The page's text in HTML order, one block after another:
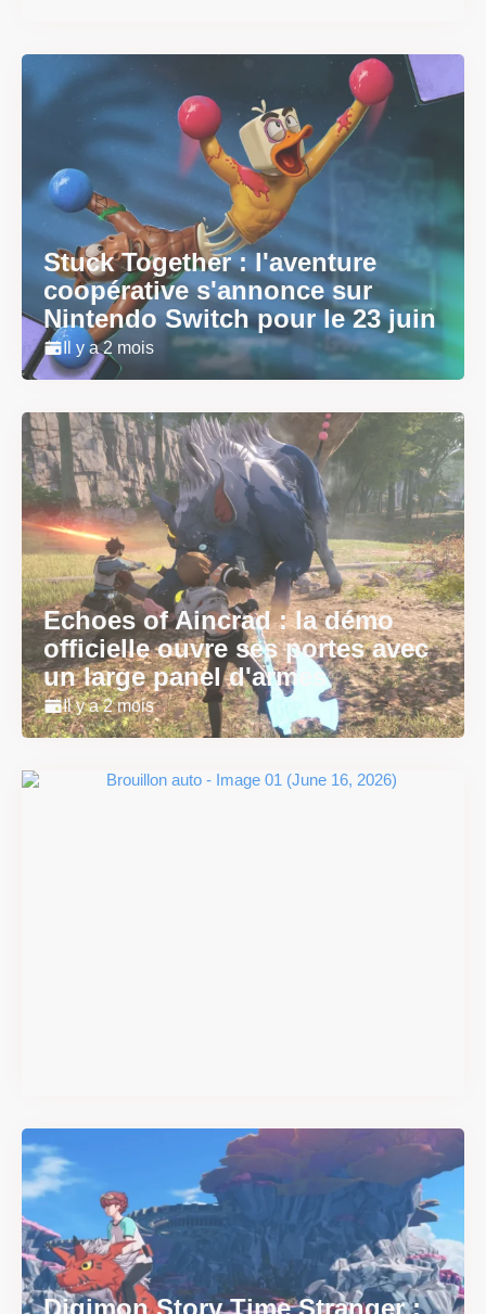
Stuck Together : l'aventure
coopérative s'annonce sur
Nintendo Switch pour le 23 juin
Il y a 2 mois
Echoes of Aincrad : la démo
officielle ouvre ses portes avec
un large panel d'armes
Il y a 2 mois